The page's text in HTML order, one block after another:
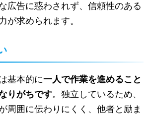
広告に惑わされず、信頼性のある
が求められます。
基本的に一人で作業を進めること
りがちです。独立しているため、
周囲に伝わりにくく、他者と励ま